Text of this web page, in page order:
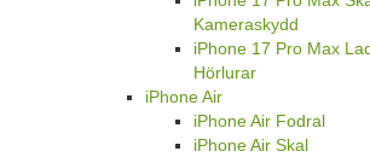
Kameraskydd
iPhone 17 Pro Max
Hörlurar
iPhone Air
iPhone Air Fodral
iPhone Air Skal